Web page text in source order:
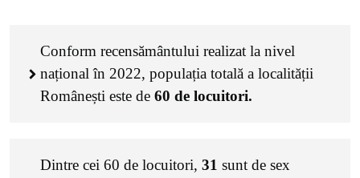
Conform recensământului realizat la nivel
național în 2022, populația totală a localității
Românești este de 60 de locuitori.
Dintre cei 60 de locuitori, 31 sunt de sex